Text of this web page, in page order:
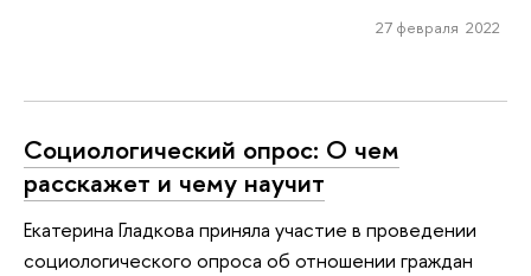
27 февраля 2022
Социологический опрос: О чем
расскажет и чему научит
Екатерина Гладкова приняла участие в проведении
социологического опроса об отношении граждан